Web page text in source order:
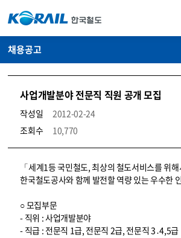
채용공고
사업개발분야 전문직 직원 공개 모집
작성일
2012-02-24
조회수
10,770
코레일소개_경영공시_채용공고 상세보기 – 내용, 파일, 담당자 연락처로 구성
「세계1등 국민철도, 최상의 철도서비스를 위해
한국철도공사와 함께 발전할 역량 있는 우수한
○ 모집부문
- 직위 : 사업개발분야
- 직급 : 전문직 1급, 전문직 2급, 전문직 3․4,5급